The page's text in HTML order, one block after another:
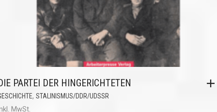
PARTEI DER HINGERICHTETEN
, STALINISMUS/DDR/UDSSR
MwSt.